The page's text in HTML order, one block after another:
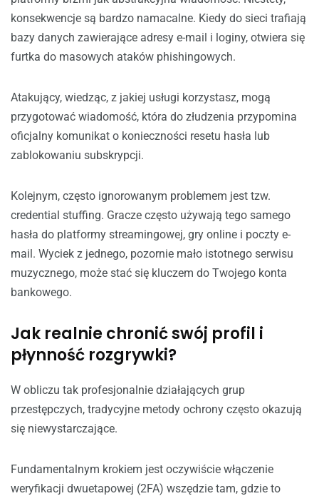
konsekwencje są bardzo namacalne. Kiedy do sieci trafiają
bazy danych zawierające adresy e-mail i loginy, otwiera się
furtka do masowych ataków phishingowych.
Atakujący, wiedząc, z jakiej usługi korzystasz, mogą
przygotować wiadomość, która do złudzenia przypomina
oficjalny komunikat o konieczności resetu hasła lub
zablokowaniu subskrypcji.
Kolejnym, często ignorowanym problemem jest tzw.
credential stuffing. Gracze często używają tego samego
hasła do platformy streamingowej, gry online i poczty e-
mail. Wyciek z jednego, pozornie mało istotnego serwisu
muzycznego, może stać się kluczem do Twojego konta
bankowego.
Jak realnie chronić swój profil i
płynność rozgrywki?
W obliczu tak profesjonalnie działających grup
przestępczych, tradycyjne metody ochrony często okazują
się niewystarczające.
Fundamentalnym krokiem jest oczywiście włączenie
weryfikacji dwuetapowej (2FA) wszędzie tam, gdzie to